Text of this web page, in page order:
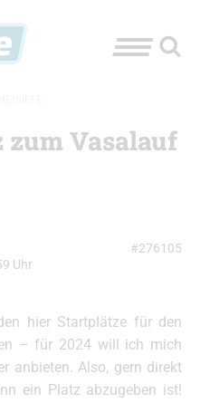
zum Vasalauf
Uhr
#276105
hier Startplätze für den
– für 2024 will ich mich
anbieten. Also, gern direkt
ein Platz abzugeben ist!